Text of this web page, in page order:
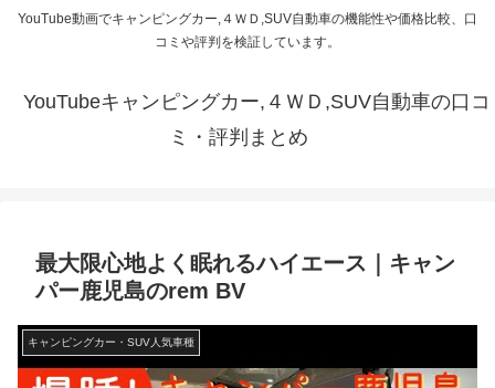
YouTube動画でキャンピングカー,４ＷＤ,SUV自動車の機能性や価格比較、口
コミや評判を検証しています。
YouTubeキャンピングカー,４ＷＤ,SUV自動車の口コ
ミ・評判まとめ
最大限心地よく眠れるハイエース｜キャン
パー鹿児島のrem BV
キャンピングカー・SUV人気車種